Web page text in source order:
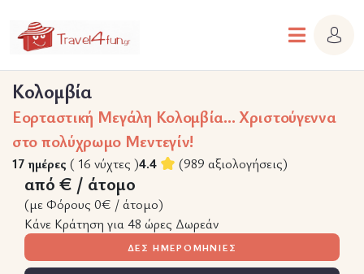
Κολομβία
Εορταστική Μεγάλη Κολομβία... Χριστούγεννα
στο πολύχρωμο Μεντεγίν!
17 ημέρες ( 16 νύχτες )4.4 (989 αξιολογήσεις)
από € / άτομο
(με Φόρους 0€ / άτομο)
Κάνε Κράτηση για 48 ώρες Δωρεάν
ΔΕΣ ΗΜΕΡΟΜΗΝΙΕΣ